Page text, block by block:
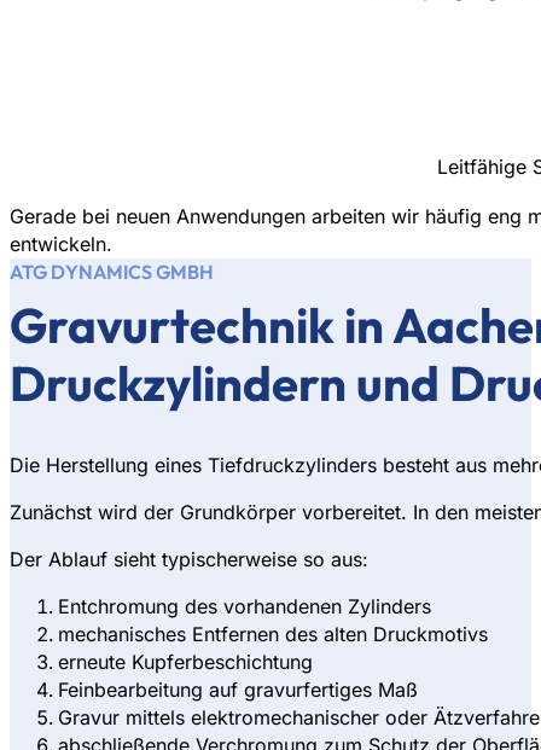
Leitfähige
Gerade bei neuen Anwendungen arbeiten wir häufig eng
entwickeln.
ATG DYNAMICS GMBH
Gravurtechnik in
Druckzylindern und
Die Herstellung eines Tiefdruckzylinders besteht aus
Zunächst wird der Grundkörper vorbereitet. In den
Der Ablauf sieht typischerweise so aus:
Entchromung des vorhandenen Zylinders
mechanisches Entfernen des alten Druckmotivs
erneute Kupferbeschichtung
Feinbearbeitung auf gravurfertiges Maß
Gravur mittels elektromechanischer oder